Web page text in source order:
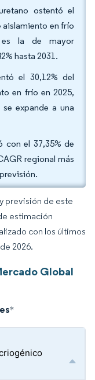
ostentó el
aislamiento en frío
es la de mayor
hasta 2031.
el 30,12% del
en frío en 2025,
expande a una
con el 37,35% de
regional más
previsión de este
estimación
con los últimos
2026.
Global
*